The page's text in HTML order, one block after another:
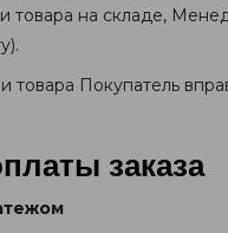
товара на складе,
товара Покупатель
заказа